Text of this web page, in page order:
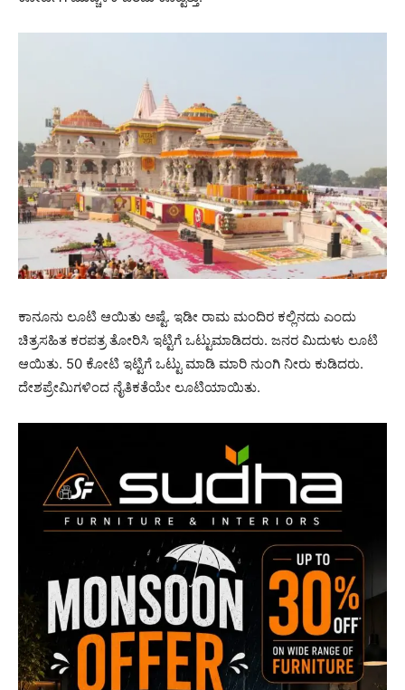
ಕಾನೂನು ಲೂಟಿ ಆಯಿತು ಅಷ್ಟೆ. ಇಡೀ ರಾಮ ಮಂದಿರ ಕಲ್ಲಿನದು ಎಂದು
ಚಿತ್ರಸಹಿತ ಕರಪತ್ರ ತೋರಿಸಿ ಇಟ್ಟಿಗೆ ಒಟ್ಟುಮಾಡಿದರು. ಜನರ ಮಿದುಳು ಲೂಟಿ
ಆಯಿತು. 50 ಕೋಟಿ ಇಟ್ಟಿಗೆ ಒಟ್ಟು ಮಾಡಿ ಮಾರಿ ನುಂಗಿ ನೀರು ಕುಡಿದರು.
ದೇಶಪ್ರೇಮಿಗಳಿಂದ ನೈತಿಕತೆಯೇ ಲೂಟಿಯಾಯಿತು.